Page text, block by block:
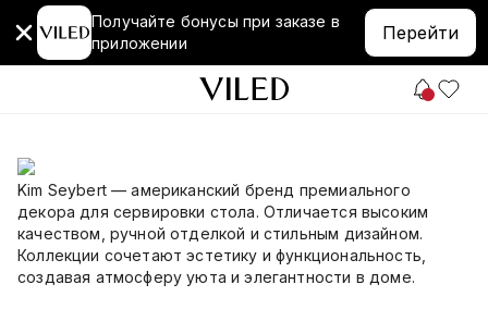
Получайте бонусы при заказе в
приложении
Перейти
Kim Seybert — американский бренд премиального
декора для сервировки стола. Отличается высоким
качеством, ручной отделкой и стильным дизайном.
Коллекции сочетают эстетику и функциональность,
создавая атмосферу уюта и элегантности в доме.